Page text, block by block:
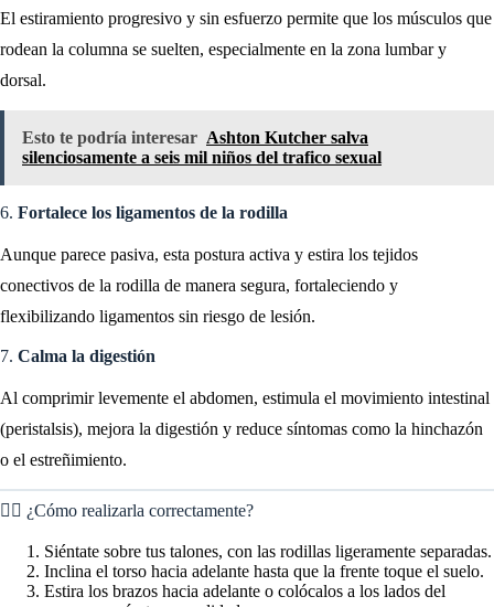
El estiramiento progresivo y sin esfuerzo permite que los músculos que
rodean la columna se suelten, especialmente en la zona lumbar y
dorsal.
Esto te podría interesar Ashton Kutcher salva
silenciosamente a seis mil niños del trafico sexual
6. Fortalece los ligamentos de la rodilla
Aunque parece pasiva, esta postura activa y estira los tejidos
conectivos de la rodilla de manera segura, fortaleciendo y
flexibilizando ligamentos sin riesgo de lesión.
7. Calma la digestión
Al comprimir levemente el abdomen, estimula el movimiento intestinal
(peristalsis), mejora la digestión y reduce síntomas como la hinchazón
o el estreñimiento.
🧘‍♀️ ¿Cómo realizarla correctamente?
Siéntate sobre tus talones, con las rodillas ligeramente separadas.
Inclina el torso hacia adelante hasta que la frente toque el suelo.
Estira los brazos hacia adelante o colócalos a los lados del